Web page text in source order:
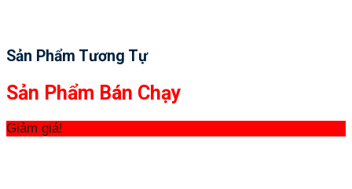
Sản Phẩm Tương Tự
Sản Phẩm Bán Chạy
Giảm giá!